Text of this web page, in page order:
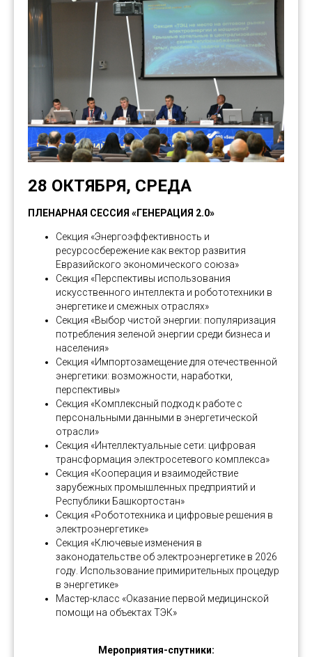
28 ОКТЯБРЯ, СРЕДА
ПЛЕНАРНАЯ СЕССИЯ «ГЕНЕРАЦИЯ 2.0»
Секция «Энергоэффективность и
ресурсосбережение как вектор развития
Евразийского экономического союза»
Секция «Перспективы использования
искусственного интеллекта и робототехники в
энергетике и смежных отраслях»
Секция «Выбор чистой энергии: популяризация
потребления зеленой энергии среди бизнеса и
населения»
Секция «Импортозамещение для отечественной
энергетики: возможности, наработки,
перспективы»
Секция «Комплексный подход к работе с
персональными данными в энергетической
отрасли»
Секция «Интеллектуальные сети: цифровая
трансформация электросетевого комплекса»
Секция «Кооперация и взаимодействие
зарубежных промышленных предприятий и
Республики Башкортостан»
Секция «Робототехника и цифровые решения в
электроэнергетике»
Секция «Ключевые изменения в
законодательстве об электроэнергетике в 2026
году. Использование примирительных процедур
в энергетике»
Мастер-класс «Оказание первой медицинской
помощи на объектах ТЭК»
Мероприятия-спутники: